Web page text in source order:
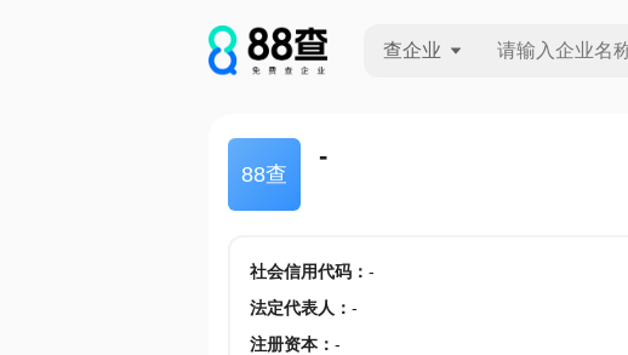
查企业
88查
-
社会信用代码： -
法定代表人 ： -
注册资本： -